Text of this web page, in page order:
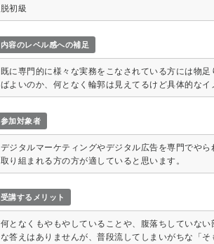
脱初級
内容のレベル感への補足
既に専門的に様々な実務をこなされている方には物
ばよいのか、何となく輪郭は見えてるけど具体的なイ
参加対象者
デジタルマーケティングやデジタル広告を専門でや
取り組まれる方の方が適していると思います。
受講するメリット
何となくもやもやしていることや、腹落ちしていな
な答えはありませんが、普段流してしまいがちな「